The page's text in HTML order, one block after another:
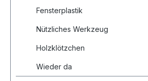
Fensterplastik
Nützliches Werkzeug
Holzklötzchen
Wieder da